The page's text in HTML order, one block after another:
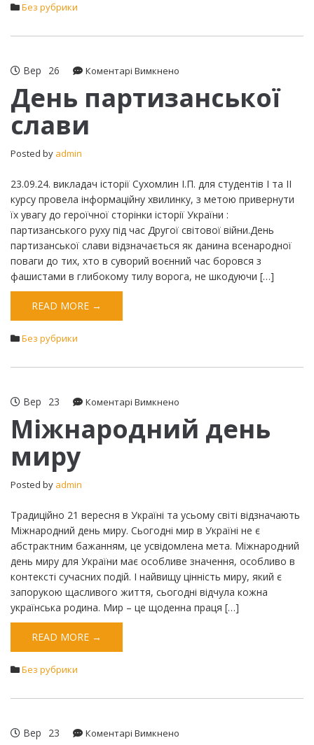
Без рубрики
Вер 26 Коментарі Вимкнено
партизанської
День партизанської
слави
Posted by admin
23.09.24. викладач історії Сухомлин І.П. для студентів І та ІІ
курсу провела інформаційну хвилинку, з метою привернути
їх увагу до героїчної сторінки історії України :
партизанського руху під час Другої світової війни.День
партизанської слави відзначається як данина всенародної
поваги до тих, хто в суворий воєнний час боровся з
фашистами в глибокому тилу ворога, не шкодуючи […]
READ MORE →
Без рубрики
Вер 23 Коментарі Вимкнено
Міжнародний
день
Міжнародний день
миру
Posted by admin
Традиційно 21 вересня в Україні та усьому світі відзначають
Міжнародний день миру. Сьогодні мир в Україні не є
абстрактним бажанням, це усвідомлена мета. Міжнародний
день миру для України має особливе значення, особливо в
контексті сучасних подій. І найвищу цінність миру, який є
запорукою щасливого життя, сьогодні відчула кожна
українська родина. Мир – це щоденна праця […]
READ MORE →
Без рубрики
Вер 23 Коментарі Вимкнено